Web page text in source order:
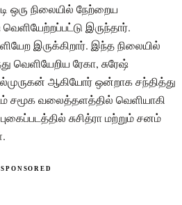
ஒரு நிலையில் நேற்றைய
இருந்தார்.
இருக்கிறார். இந்த நிலையில்
வெளியேறிய ரேகா, சுரேஷ்
ஆகியோர் ஒன்றாக சந்தித்து
சமூக வலைத்தளத்தில் வெளியாகி
சுசித்ரா மற்றும் சனம்